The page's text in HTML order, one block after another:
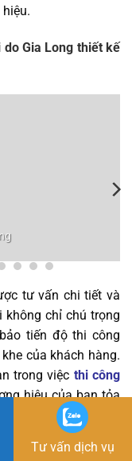
Gia Long thiết kế
tư vấn chi tiết và
không chỉ chú trọng
tiến độ thi công
của khách hàng.
trong việc thi công
hiệu của bạn tỏa
lòng khách tham
Tư vấn dịch vụ